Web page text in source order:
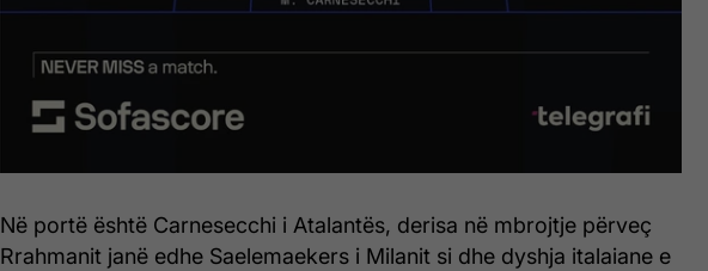
Në portë është Carnesecchi i Atalantës, derisa në mbrojtje përveç
Rrahmanit janë edhe Saelemaekers i Milanit si dhe dyshja italaiane e